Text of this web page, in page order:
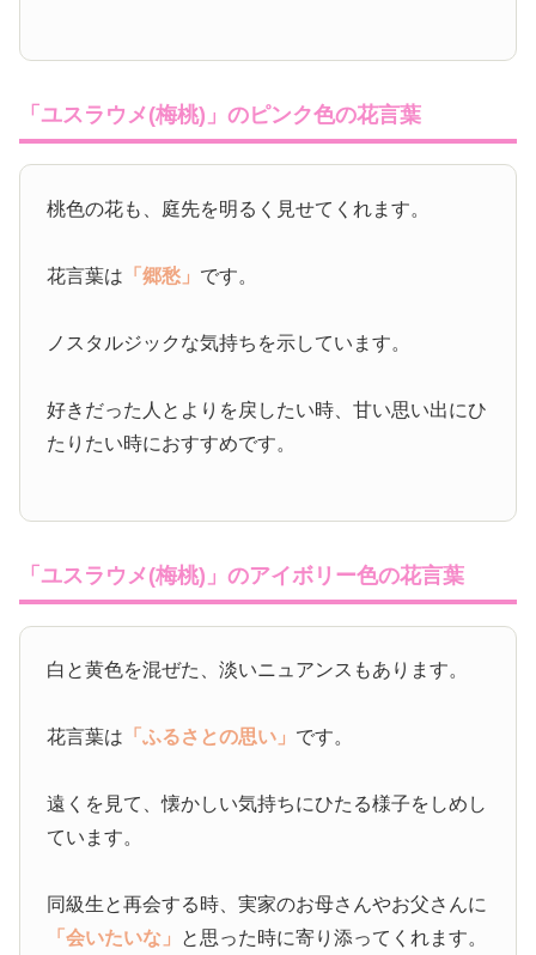
「ユスラウメ(梅桃)」のピンク色の花言葉
桃色の花も、庭先を明るく見せてくれます。
花言葉は 「郷愁」 です。
ノスタルジックな気持ちを示しています。
好きだった人とよりを戻したい時、甘い思い出にひ
たりたい時におすすめです。
「ユスラウメ(梅桃)」のアイボリー色の花言葉
白と黄色を混ぜた、淡いニュアンスもあります。
花言葉は 「ふるさとの思い」 です。
遠くを見て、懐かしい気持ちにひたる様子をしめし
ています。
同級生と再会する時、実家のお母さんやお父さんに
「会いたいな」 と思った時に寄り添ってくれます。